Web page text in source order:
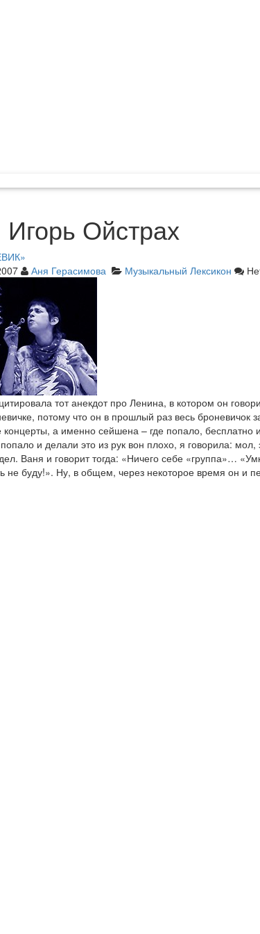
Игорь Ойстрах
Аня Герасимова Музыкальный Лексикон
тот анекдот про Ленина, в котором он
потому что он в прошлый раз весь
а именно сейшена – где попало,
и делали это из рук вон плохо, я говорила:
Ваня и говорит тогда: «Ничего себе «группа»…
не буду!». Ну, в общем, через некоторое время он и